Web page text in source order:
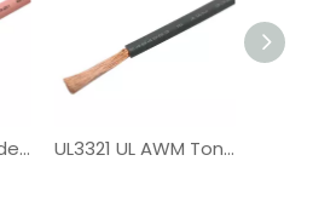
Fio XLPE elétrico de núcleo único UL3321 UL3321 UL AWM Tonned Copper PV Wire